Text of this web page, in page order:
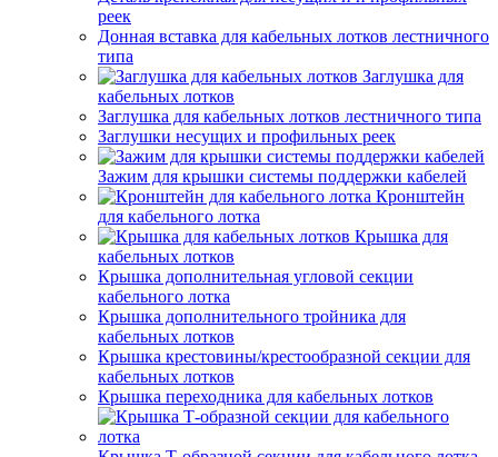
реек
Донная вставка для кабельных лотков лестничного
типа
Заглушка для
кабельных лотков
Заглушка для кабельных лотков лестничного типа
Заглушки несущих и профильных реек
Зажим для крышки системы поддержки кабелей
Кронштейн
для кабельного лотка
Крышка для
кабельных лотков
Крышка дополнительная угловой секции
кабельного лотка
Крышка дополнительного тройника для
кабельных лотков
Крышка крестовины/крестообразной секции для
кабельных лотков
Крышка переходника для кабельных лотков